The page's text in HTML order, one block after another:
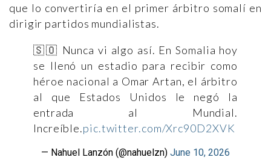
que lo convertiría en el primer árbitro somalí en
dirigir partidos mundialistas.
🇸🇴 Nunca vi algo así. En Somalia hoy
se llenó un estadio para recibir como
héroe nacional a Omar Artan, el árbitro
al que Estados Unidos le negó la
entrada al Mundial.
Increíble.pic.twitter.com/Xrc90D2XVK
— Nahuel Lanzón (@nahuelzn) June 10, 2026